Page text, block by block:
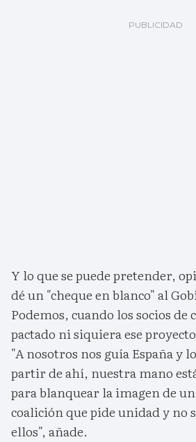
Y lo que se puede pretender,
dé un "cheque en blanco" al
Podemos, cuando los socios
pactado ni siquiera ese
"A nosotros nos guía España y
partir de ahí, nuestra mano
para blanquear la imagen de
coalición que pide unidad y no
ellos", añade.